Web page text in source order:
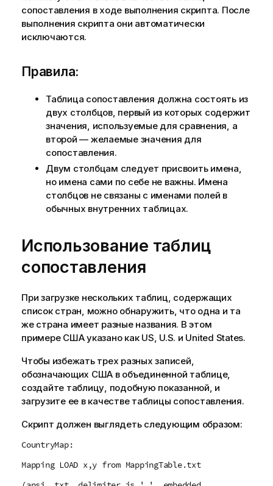
сопоставления в ходе выполнения скрипта. После
выполнения скрипта они автоматически
исключаются.
Правила:
Таблица сопоставления должна состоять из
двух столбцов, первый из которых содержит
значения, используемые для сравнения, а
второй — желаемые значения для
сопоставления.
Двум столбцам следует присвоить имена,
но имена сами по себе не важны. Имена
столбцов не связаны с именами полей в
обычных внутренних таблицах.
Использование таблиц
сопоставления
При загрузке нескольких таблиц, содержащих
список стран, можно обнаружить, что одна и та
же страна имеет разные названия. В этом
примере США указано как US, U.S. и United States.
Чтобы избежать трех разных записей,
обозначающих США в объединенной таблице,
создайте таблицу, подобную показанной, и
загрузите ее в качестве таблицы сопоставления.
Скрипт должен выглядеть следующим образом:
CountryMap:
Mapping LOAD x,y from MappingTable.txt